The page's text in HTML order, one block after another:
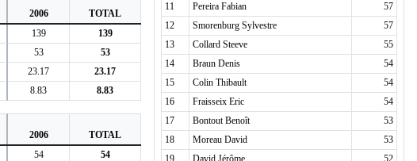
2006
TOTAL
139
139
53
53
23.17
23.17
8.83 8.83
2006
TOTAL
54
54
11
Pereira Fabian
57
12
Smorenburg Sylvestre
57
13
Collard Steeve
55
14
Braun Denis
54
15
Colin Thibault
54
16
Fraisseix Eric
54
17
Bontout Benoît
53
18
Moreau David
53
19
David Jérôme
52